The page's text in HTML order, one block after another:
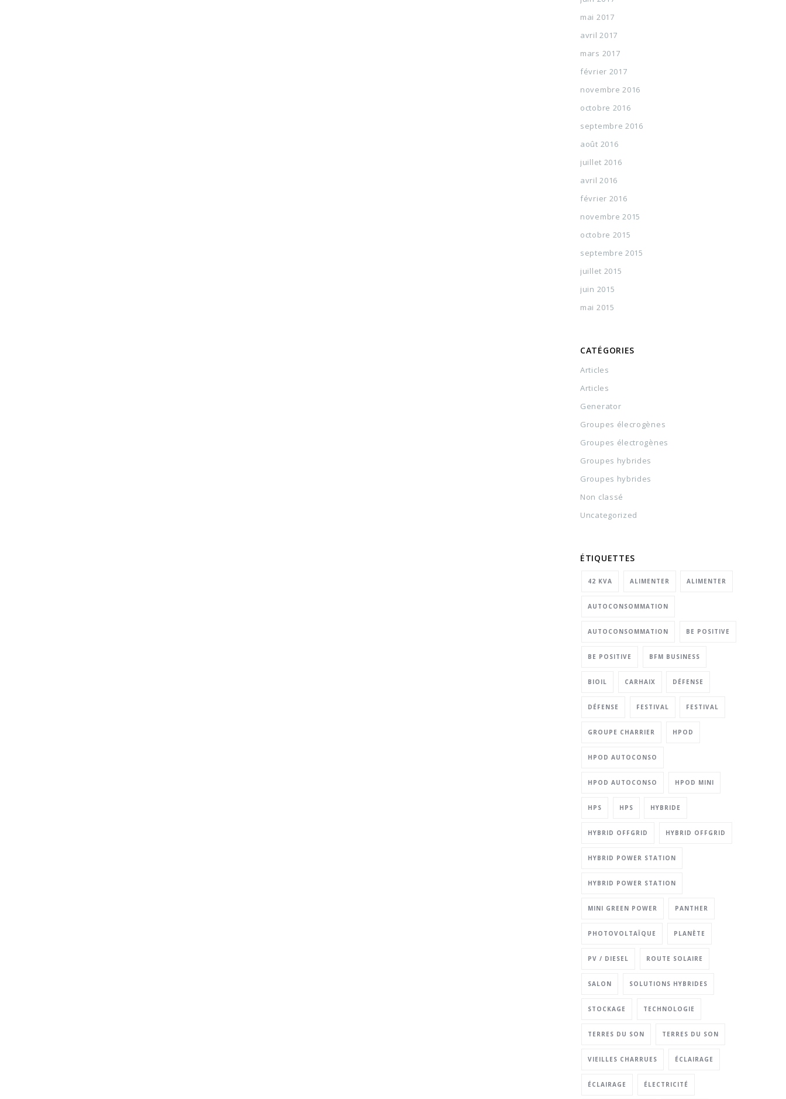
mai 2017
avril 2017
mars 2017
février 2017
novembre 2016
octobre 2016
septembre 2016
août 2016
juillet 2016
avril 2016
février 2016
novembre 2015
octobre 2015
septembre 2015
juillet 2015
juin 2015
mai 2015
CATÉGORIES
Articles
Articles
Generator
Groupes élecrogènes
Groupes électrogènes
Groupes hybrides
Groupes hybrides
Non classé
Uncategorized
ÉTIQUETTES
42 KVA ALIMENTER ALIMENTER
AUTOCONSOMMATION
AUTOCONSOMMATION BE POSITIVE
BE POSITIVE BFM BUSINESS
BIOIL CARHAIX DÉFENSE
DÉFENSE FESTIVAL FESTIVAL
GROUPE CHARRIER HPOD
HPOD AUTOCONSO
HPOD AUTOCONSO HPOD MINI
HPS HPS HYBRIDE
HYBRID OFFGRID HYBRID OFFGRID
HYBRID POWER STATION
HYBRID POWER STATION
MINI GREEN POWER PANTHER
PHOTOVOLTAÏQUE PLANÈTE
PV / DIESEL ROUTE SOLAIRE
SALON SOLUTIONS HYBRIDES
STOCKAGE TECHNOLOGIE
TERRES DU SON TERRES DU SON
VIEILLES CHARRUES ÉCLAIRAGE
ÉCLAIRAGE ÉLECTRICITÉ